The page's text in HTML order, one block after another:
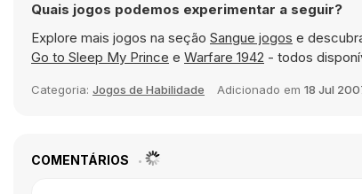
Quais jogos podemos experimentar a seguir?
Explore mais jogos na seção Sangue jogos e
Go to Sleep My Prince e Warfare 1942 - todos
Categoria: Jogos de Habilidade Adicionado em 18 Jul
COMENTÁRIOS